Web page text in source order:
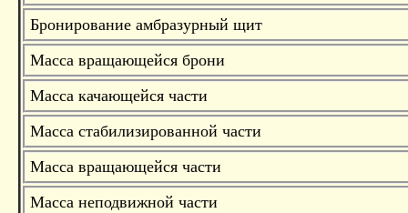
Бронирование амбразурный щит
Масса вращающейся брони
Масса качающейся части
Масса стабилизированной части
Масса вращающейся части
Масса неподвижной части